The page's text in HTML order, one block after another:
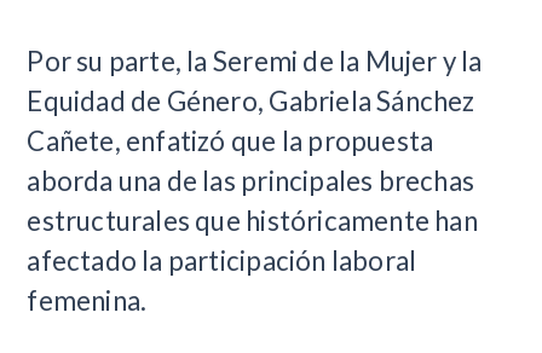
Por su parte, la Seremi de la Mujer y la
Equidad de Género, Gabriela Sánchez
Cañete, enfatizó que la propuesta
aborda una de las principales brechas
estructurales que históricamente han
afectado la participación laboral
femenina.